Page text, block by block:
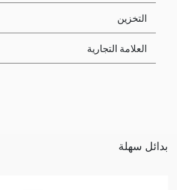
التخزين
العلامة التجارية
بدائل سهلة